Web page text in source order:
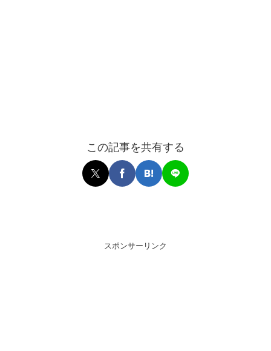
この記事を共有する
スポンサーリンク